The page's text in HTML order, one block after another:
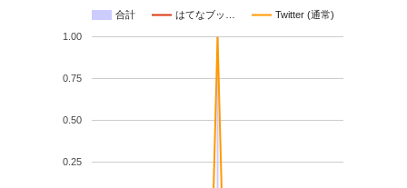
合計 はてなブッ… Twitter (通常)
0.25
0.50
0.75
1.00